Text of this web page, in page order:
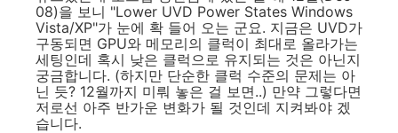
08)을 보니 "Lower UVD Power States Windows
Vista/XP"가 눈에 확 들어 오는 군요. 지금은 UVD가
구동되면 GPU와 메모리의 클럭이 최대로 올라가는
세팅인데 혹시 낮은 클럭으로 유지되는 것은 아닌지
궁금합니다. (하지만 단순한 클럭 수준의 문제는 아
닌 듯? 12월까지 미뤄 놓은 걸 보면..) 만약 그렇다면
저로선 아주 반가운 변화가 될 것인데 지켜봐야 겠
습니다.